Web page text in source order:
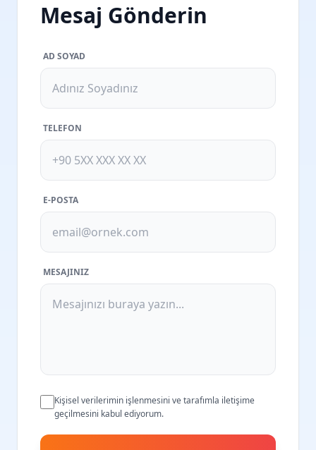
Mesaj Gönderin
AD SOYAD
TELEFON
E-POSTA
MESAJINIZ
Kişisel verilerimin işlenmesini ve tarafımla iletişime
geçilmesini kabul ediyorum.